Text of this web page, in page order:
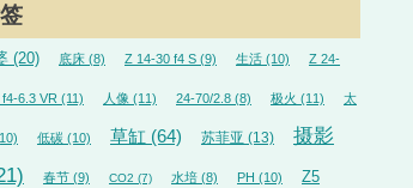
(20) 底床 (8) Z 14-30 f4 S (9) 生活 (10) Z 24-
6.3 VR (11) 人像 (11) 24-70/2.8 (8) 极火 (11) 太
低碳 (10) 草缸 (64) 苏菲亚 (13)
摄影
春节 (9) CO2 (7) 水培 (8) PH (10) Z5